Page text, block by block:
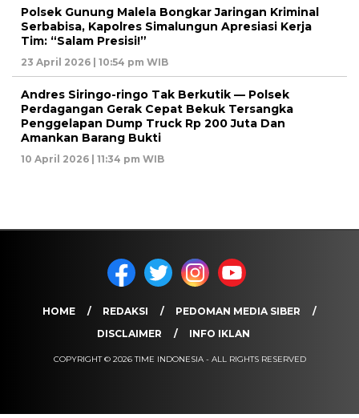
Polsek Gunung Malela Bongkar Jaringan Kriminal
Serbabisa, Kapolres Simalungun Apresiasi Kerja
Tim: “Salam Presisi!”
23 April 2026 | 10:54 pm WIB
Andres Siringo-ringo Tak Berkutik — Polsek
Perdagangan Gerak Cepat Bekuk Tersangka
Penggelapan Dump Truck Rp 200 Juta Dan
Amankan Barang Bukti
10 April 2026 | 11:34 pm WIB
HOME REDAKSI
PEDOMAN MEDIA SIBER
DISCLAIMER
INFO IKLAN
COPYRIGHT © 2026 TIME INDONESIA - ALL RIGHTS RESERVED